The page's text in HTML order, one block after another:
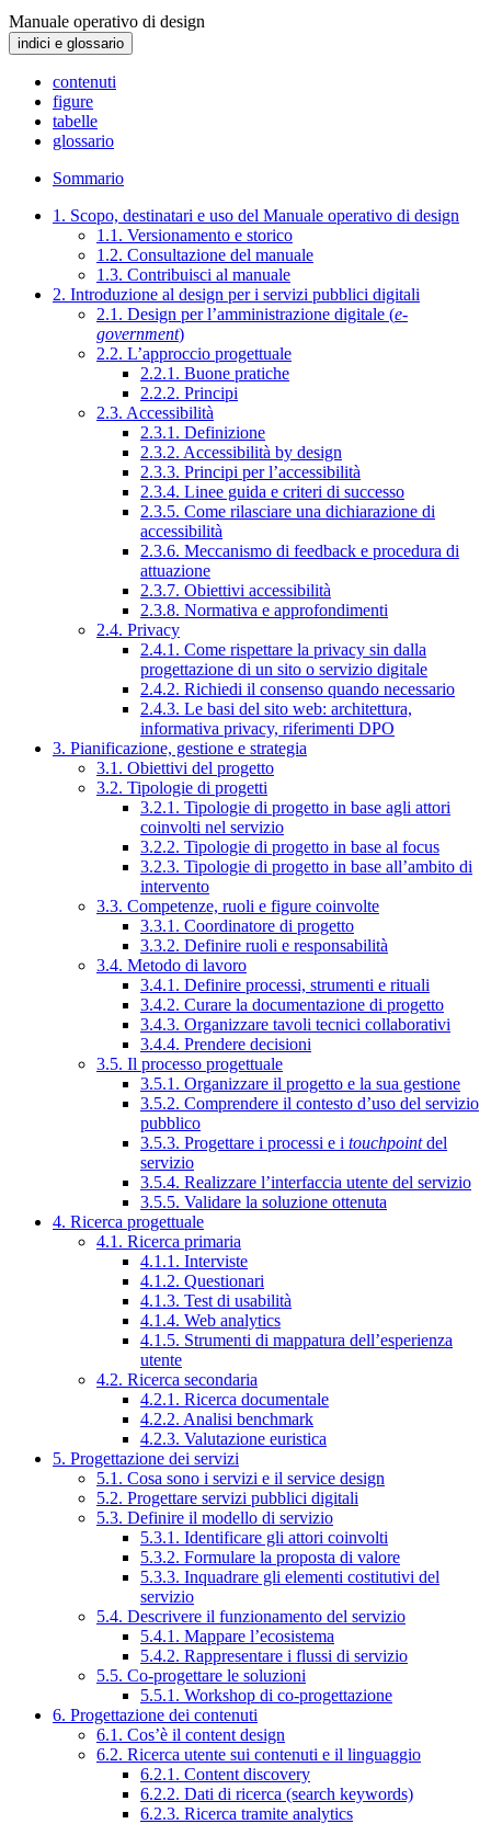
Manuale operativo di design
indici e glossario
contenuti
figure
tabelle
glossario
Sommario
1. Scopo, destinatari e uso del Manuale operativo di design
1.1. Versionamento e storico
1.2. Consultazione del manuale
1.3. Contribuisci al manuale
2. Introduzione al design per i servizi pubblici digitali
2.1. Design per l’amministrazione digitale (e-
government)
2.2. L’approccio progettuale
2.2.1. Buone pratiche
2.2.2. Principi
2.3. Accessibilità
2.3.1. Definizione
2.3.2. Accessibilità by design
2.3.3. Principi per l’accessibilità
2.3.4. Linee guida e criteri di successo
2.3.5. Come rilasciare una dichiarazione di
accessibilità
2.3.6. Meccanismo di feedback e procedura di
attuazione
2.3.7. Obiettivi accessibilità
2.3.8. Normativa e approfondimenti
2.4. Privacy
2.4.1. Come rispettare la privacy sin dalla
progettazione di un sito o servizio digitale
2.4.2. Richiedi il consenso quando necessario
2.4.3. Le basi del sito web: architettura,
informativa privacy, riferimenti DPO
3. Pianificazione, gestione e strategia
3.1. Obiettivi del progetto
3.2. Tipologie di progetti
3.2.1. Tipologie di progetto in base agli attori
coinvolti nel servizio
3.2.2. Tipologie di progetto in base al focus
3.2.3. Tipologie di progetto in base all’ambito di
intervento
3.3. Competenze, ruoli e figure coinvolte
3.3.1. Coordinatore di progetto
3.3.2. Definire ruoli e responsabilità
3.4. Metodo di lavoro
3.4.1. Definire processi, strumenti e rituali
3.4.2. Curare la documentazione di progetto
3.4.3. Organizzare tavoli tecnici collaborativi
3.4.4. Prendere decisioni
3.5. Il processo progettuale
3.5.1. Organizzare il progetto e la sua gestione
3.5.2. Comprendere il contesto d’uso del servizio
pubblico
3.5.3. Progettare i processi e i touchpointdel
servizio
3.5.4. Realizzare l’interfaccia utente del servizio
3.5.5. Validare la soluzione ottenuta
4. Ricerca progettuale
4.1. Ricerca primaria
4.1.1. Interviste
4.1.2. Questionari
4.1.3. Test di usabilità
4.1.4. Web analytics
4.1.5. Strumenti di mappatura dell’esperienza
utente
4.2. Ricerca secondaria
4.2.1. Ricerca documentale
4.2.2. Analisi benchmark
4.2.3. Valutazione euristica
5. Progettazione dei servizi
5.1. Cosa sono i servizi e il service design
5.2. Progettare servizi pubblici digitali
5.3. Definire il modello di servizio
5.3.1. Identificare gli attori coinvolti
5.3.2. Formulare la proposta di valore
5.3.3. Inquadrare gli elementi costitutivi del
servizio
5.4. Descrivere il funzionamento del servizio
5.4.1. Mappare l’ecosistema
5.4.2. Rappresentare i flussi di servizio
5.5. Co-progettare le soluzioni
5.5.1. Workshop di co-progettazione
6. Progettazione dei contenuti
6.1. Cos’è il content design
6.2. Ricerca utente sui contenuti e il linguaggio
6.2.1. Content discovery
6.2.2. Dati di ricerca (search keywords)
6.2.3. Ricerca tramite analytics